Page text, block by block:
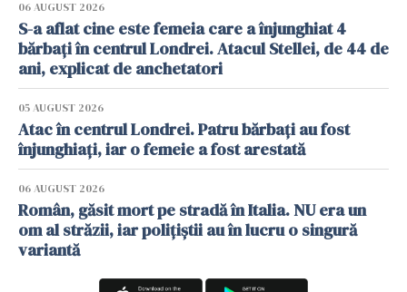
06 AUGUST 2026
S-a aflat cine este femeia care a înjunghiat 4
bărbați în centrul Londrei. Atacul Stellei, de 44 de
ani, explicat de anchetatori
05 AUGUST 2026
Atac în centrul Londrei. Patru bărbați au fost
înjunghiați, iar o femeie a fost arestată
06 AUGUST 2026
Român, găsit mort pe stradă în Italia. NU era un
om al străzii, iar polițiștii au în lucru o singură
variantă